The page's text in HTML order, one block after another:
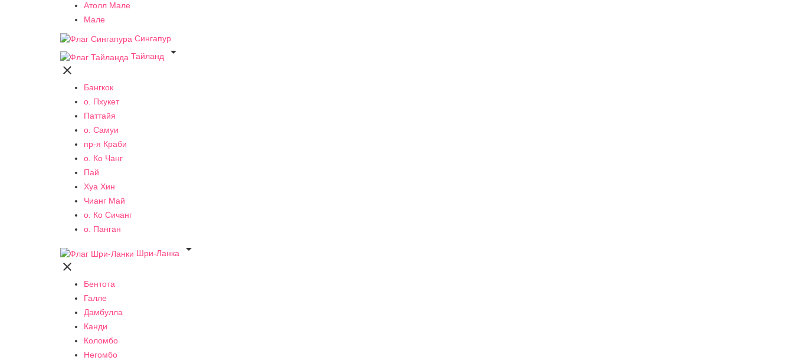
Атолл Мале
Мале
Сингапур
Тайланд


Бангкок
о. Пхукет
Паттайя
о. Самуи
пр-я Краби
о. Ко Чанг
Пай
Хуа Хин
Чианг Май
о. Ко Сичанг
о. Панган
Шри-Ланка


Бентота
Галле
Дамбулла
Канди
Коломбо
Негомбо